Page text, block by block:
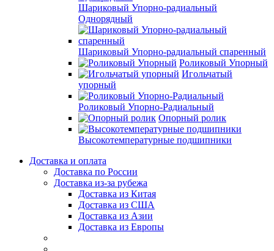
Шариковый Упорно-радиальный
Однорядный
Шариковый Упорно-радиальный спаренный
Роликовый Упорный
Игольчатый
упорный
Роликовый Упорно-Радиальный
Опорный ролик
Высокотемпературные подшипники
Доставка и оплата
Доставка по России
Доставка из-за рубежа
Доставка из Китая
Доставка из США
Доставка из Азии
Доставка из Европы